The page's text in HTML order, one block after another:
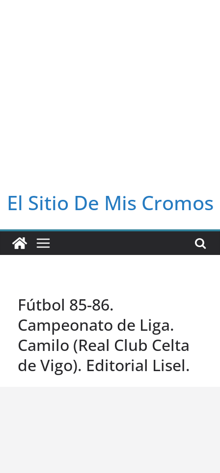
El Sitio De Mis Cromos
Fútbol 85-86.
Campeonato de Liga.
Camilo (Real Club Celta
de Vigo). Editorial Lisel.